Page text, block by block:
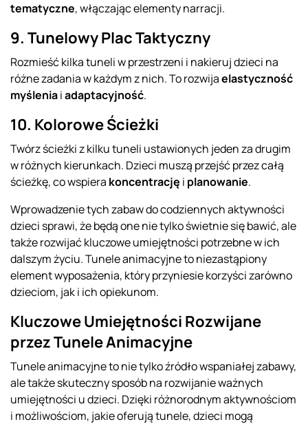
tematyczne, włączając elementy narracji.
9. Tunelowy Plac Taktyczny
Rozmieść kilka tuneli w przestrzeni i nakieruj dzieci na
różne zadania w każdym z nich. To rozwijaelastyczność
myśleniaiadaptacyjność.
10. Kolorowe Ścieżki
Twórz ścieżki z kilku tuneli ustawionych jeden za drugim
w różnych kierunkach. Dzieci muszą przejść przez całą
ścieżkę, co wspiera koncentrację i planowanie.
Wprowadzenie tych zabaw do codziennych aktywności
dzieci sprawi, że będą one nie tylko świetnie się bawić, ale
także rozwijać kluczowe umiejętności potrzebne w ich
dalszym życiu. Tunele animacyjne to niezastąpiony
element wyposażenia, który przyniesie korzyści zarówno
dzieciom, jak i ich opiekunom.
Kluczowe Umiejętności Rozwijane
przez Tunele Animacyjne
Tunele animacyjne to nie tylko źródło wspaniałej zabawy,
ale także skuteczny sposób na rozwijanie ważnych
umiejętności u dzieci. Dzięki różnorodnym aktywnościom
i możliwościom, jakie oferują tunele, dzieci mogą